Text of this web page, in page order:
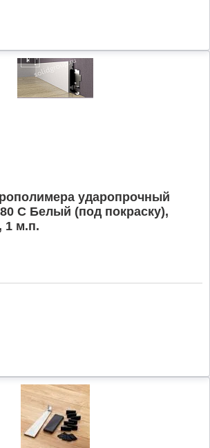
ударопрочный
C Белый (под покраску),
1 м.п.